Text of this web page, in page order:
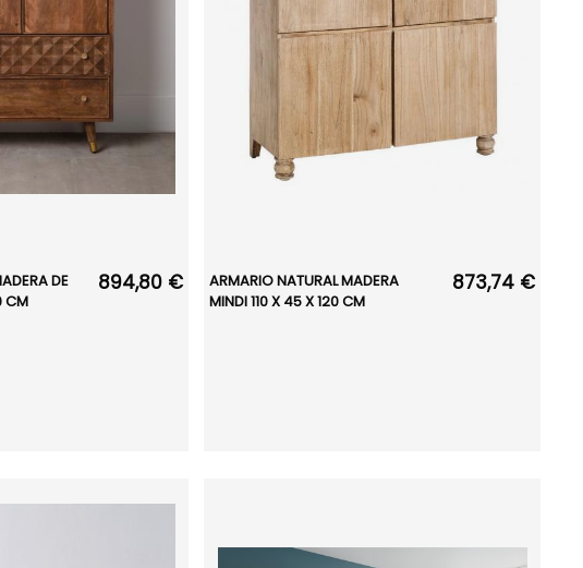
DE
CM
894,80 €
ARMARIO NATURAL MADERA
MINDI 110 X 45 X 120 CM
873,74 €